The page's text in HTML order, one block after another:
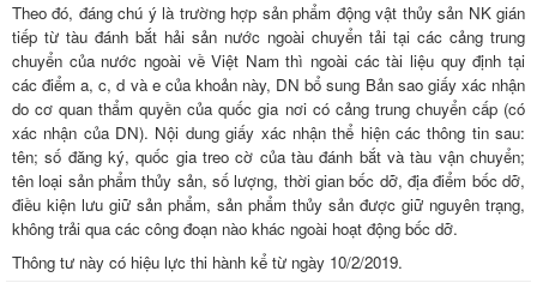
Theo đó, đáng chú ý là trường hợp sản phẩm động vật thủy sản NK gián
tiếp từ tàu đánh bắt hải sản nước ngoài chuyển tải tại các cảng trung
chuyển của nước ngoài về Việt Nam thì ngoài các tài liệu quy định tại
các điểm a, c, d và e của khoản này, DN bổ sung Bản sao giấy xác nhận
do cơ quan thẩm quyền của quốc gia nơi có cảng trung chuyển cấp (có
xác nhận của DN). Nội dung giấy xác nhận thể hiện các thông tin sau:
tên; số đăng ký, quốc gia treo cờ của tàu đánh bắt và tàu vận chuyển;
tên loại sản phẩm thủy sản, số lượng, thời gian bốc dỡ, địa điểm bốc dỡ,
điều kiện lưu giữ sản phẩm, sản phẩm thủy sản được giữ nguyên trạng,
không trải qua các công đoạn nào khác ngoài hoạt động bốc dỡ.
Thông tư này có hiệu lực thi hành kể từ ngày 10/2/2019.